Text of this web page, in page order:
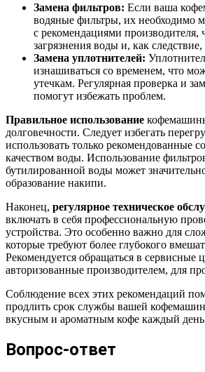
Замена фильтров: Если ваша
водяные фильтры, их необходимо
с рекомендациями производителя,
загрязнения воды и, как следствие,
Замена уплотнителей:
изнашиваться со временем, что
утечкам. Регулярная проверка и
помогут избежать проблем.
Правильное использование
долговечности. Следует избегать
использовать только рекомендованные
качеством воды. Использование
бутилированной воды может
образование накипи.
Наконец, регулярное техническое
включать в себя профессиональную
устройства. Это особенно важно для
которые требуют более глубокого
Рекомендуется обращаться в сервисные
авторизованные производителем, для
Соблюдение всех этих рекомендаций
продлить срок службы вашей
вкусным и ароматным кофе каждый
Вопрос-ответ